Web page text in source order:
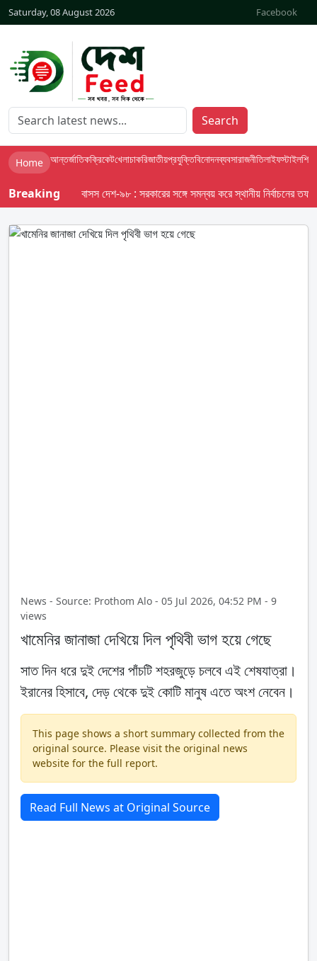
Saturday, 08 August 2026 Facebook
Search
Home আন্তর্জাতিকক্রিকেটখেলাচাকরিজাতীয়প্রযুক্তিবিনোদনব্যবসারাজনীতিলাইফস্টাইলশিক্ষা
Breaking বাসস দেশ-৯৮ : সরকারের সঙ্গে সমন্বয় করে স্থানীয় নির্বাচনের
News - Source: Prothom Alo - 05 Jul 2026, 04:52 PM - 9
views
খামেনির জানাজা দেখিয়ে দিল পৃথিবী ভাগ হয়ে গেছে
সাত দিন ধরে দুই দেশের পাঁচটি শহরজুড়ে চলবে এই শেষযাত্রা।
ইরানের হিসাবে, দেড় থেকে দুই কোটি মানুষ এতে অংশ নেবেন।
This page shows a short summary collected from the
original source. Please visit the original news
website for the full report.
Read Full News at Original Source